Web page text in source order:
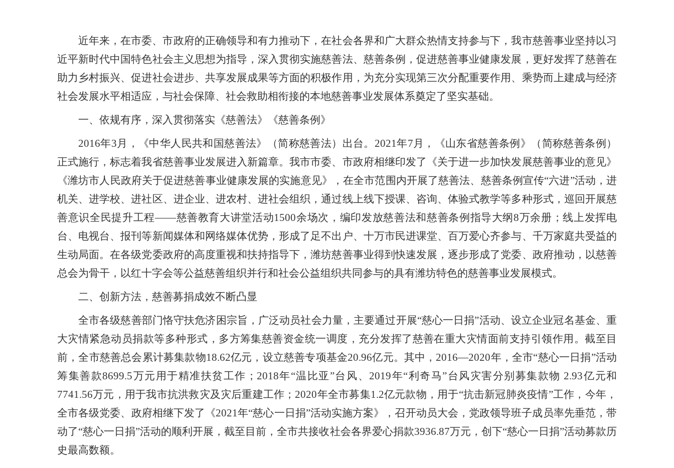
近年来，在市委、市政府的正确领导和有力推动下，在社会各界和广大群众热情支持参与下，我市慈善事业坚持以习
近平新时代中国特色社会主义思想为指导，深入贯彻实施慈善法、慈善条例，促进慈善事业健康发展，更好发挥了慈善在
助力乡村振兴、促进社会进步、共享发展成果等方面的积极作用，为充分实现第三次分配重要作用、乘势而上建成与经济
社会发展水平相适应，与社会保障、社会救助相衔接的本地慈善事业发展体系奠定了坚实基础。
一、 依规有序，深入贯彻落实《慈善法》《慈善条例》
2016年3月，《中华人民共和国慈善法》（简称慈善法）出台。 2021年7月，《山东省慈善条例》（简称慈善条例）
正式施行，标志着我省慈善事业发展进入新篇章。我市市委、市政府相继印发了《关于进一步加快发展慈善事业的意见》
《潍坊市人民政府关于促进慈善事业健康发展的实施意见》，在全市范围内开展了慈善法、慈善条例宣传“六进”活动，进
机关、进学校、进社区、进企业、进农村、进社会组织，通过线上线下授课、咨询、体验式教学等多种形式，巡回开展慈
善意识全民提升工程——慈善教育大讲堂活动1500余场次，编印发放慈善法和慈善条例指导大纲8万余册；线上发挥电
台、电视台、报刊等新闻媒体和网络媒体优势，形成了足不出户、十万市民进课堂、百万爱心齐参与、千万家庭共受益的
生动局面。在各级党委政府的高度重视和扶持指导下，潍坊慈善事业得到快速发展，逐步形成了党委、政府推动，以慈善
总会为骨干，以红十字会等公益慈善组织并行和社会公益组织共同参与的具有潍坊特色的慈善事业发展模式。
二、 创新方法，慈善募捐成效不断凸显
全市各级慈善部门恪守扶危济困宗旨，广泛动员社会力量，主要通过开展“慈心一日捐”活动、设立企业冠名基金、重
大灾情紧急动员捐款等多种形式，多方筹集慈善资金统一调度，充分发挥了慈善在重大灾情面前支持引领作用。截至目
前，全市慈善总会累计募集款物18.62亿元，设立慈善专项基金20.96亿元。其中， 2016—2020年，全市“慈心一日捐”活动
筹集善款8699.5万元用于精准扶贫工作； 2018年“温比亚”台风、 2019年“利奇马”台风灾害分别募集款物 2.93亿元和
7741.56万元，用于我市抗洪救灾及灾后重建工作； 2020年全市募集1.2亿元款物，用于“抗击新冠肺炎疫情”工作，今年，
全市各级党委、政府相继下发了《2021年“慈心一日捐”活动实施方案》，召开动员大会，党政领导班子成员率先垂范，带
动了“慈心一日捐”活动的顺利开展，截至目前，全市共接收社会各界爱心捐款3936.87万元，创下“慈心一日捐”活动募款历
史最高数额。